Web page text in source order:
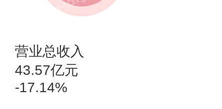
营业总收入
43.57亿元
-17.14%